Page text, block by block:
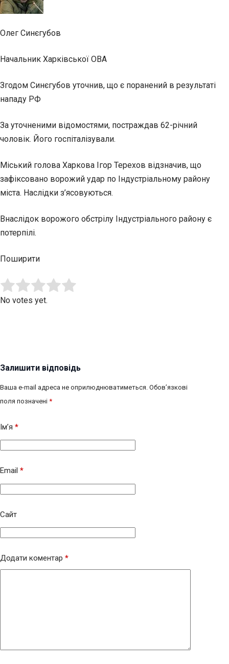
Олег Синєгубов
Начальник Харківської ОВА
Згодом Синєгубов уточнив, що є поранений в результаті
нападу РФ
За уточненими відомостями, постраждав 62-річний
чоловік. Його госпіталізували.
Міський голова Харкова Ігор Терехов відзначив, що
зафіксовано ворожий удар по Індустріальному району
міста. Наслідки з’ясовуються.
Внаслідок ворожого обстрілу Індустріального району є
потерпілі.
Поширити
Rate this item:
No votes yet.
Залишити відповідь
Ваша e-mail адреса не оприлюднюватиметься. Обов’язкові
поля позначені *
Ім’я *
Email *
Сайт
Додати коментар *